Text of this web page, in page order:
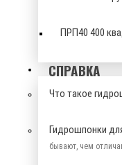
ПРП40 400
СПРАВКА
Что такое
Гидрошпонки
бывают, чем